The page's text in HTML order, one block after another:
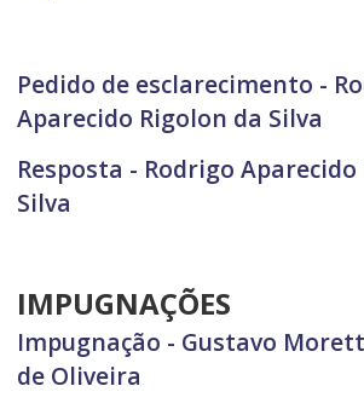
Pedido de esclarecimento -
Aparecido Rigolon da Silva
Resposta - Rodrigo
Silva
IMPUGNAÇÕES
Impugnação - Gustavo
de Oliveira